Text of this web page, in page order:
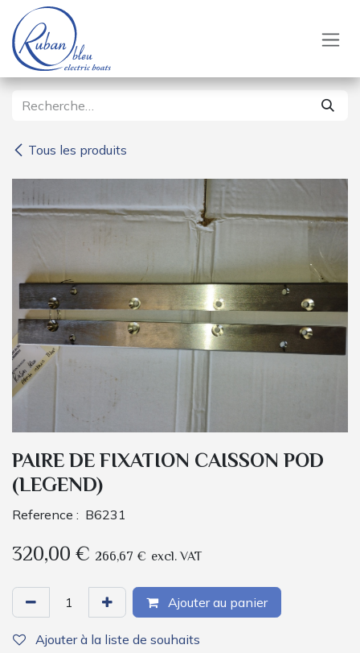
Se rendre au contenu
Tous les produits
PAIRE DE FIXATION CAISSON POD
(LEGEND)
Reference : B6231
320,00€ 266,67 € excl. VAT
Ajouter au panier
Ajouter à la liste de souhaits